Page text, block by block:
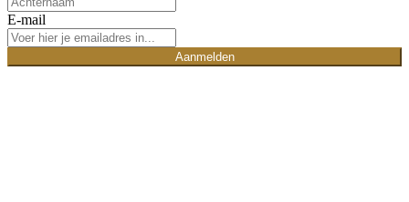
E-mail
Aanmelden